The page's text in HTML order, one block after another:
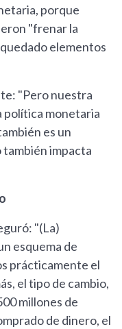
porque
"frenar la
elementos
"Pero nuestra
política monetaria
es un
impacta
"(La)
esquema de
prácticamente el
el tipo de cambio,
millones de
de dinero, el